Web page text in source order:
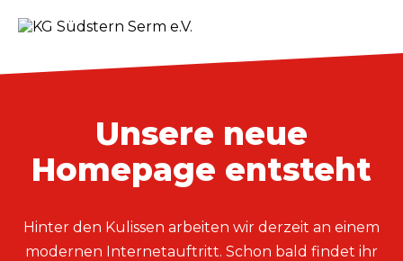
Unsere neue
Homepage entsteht
Hinter den Kulissen arbeiten wir derzeit an einem
modernen Internetauftritt. Schon bald findet ihr